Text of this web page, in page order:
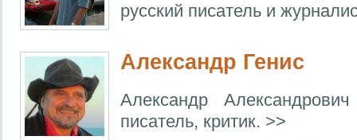
русский писатель и
Александр Генис
Александр
писатель, критик. >>